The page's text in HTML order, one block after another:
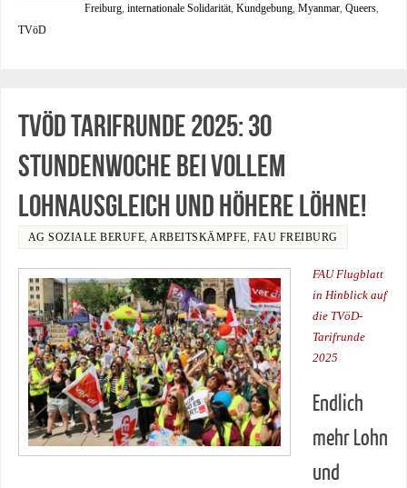
Freiburg, internationale Solidarität, Kundgebung, Myanmar, Queers,
TVöD
TVöD Tarifrunde 2025: 30
Stundenwoche bei vollem
Lohnausgleich und höhere Löhne!
AG SOZIALE BERUFE,ARBEITSKÄMPFE, FAU FREIBURG
FAU Flugblatt
in Hinblick auf
die TVöD-
Tarifrunde
2025
Endlich
mehr Lohn
und